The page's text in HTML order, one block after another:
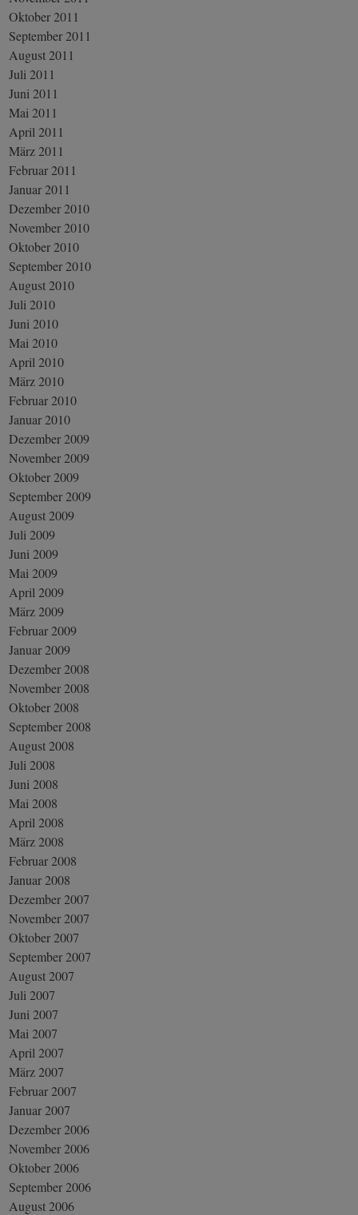
Oktober 2011
September 2011
August 2011
Juli 2011
Juni 2011
Mai 2011
April 2011
März 2011
Februar 2011
Januar 2011
Dezember 2010
November 2010
Oktober 2010
September 2010
August 2010
Juli 2010
Juni 2010
Mai 2010
April 2010
März 2010
Februar 2010
Januar 2010
Dezember 2009
November 2009
Oktober 2009
September 2009
August 2009
Juli 2009
Juni 2009
Mai 2009
April 2009
März 2009
Februar 2009
Januar 2009
Dezember 2008
November 2008
Oktober 2008
September 2008
August 2008
Juli 2008
Juni 2008
Mai 2008
April 2008
März 2008
Februar 2008
Januar 2008
Dezember 2007
November 2007
Oktober 2007
September 2007
August 2007
Juli 2007
Juni 2007
Mai 2007
April 2007
März 2007
Februar 2007
Januar 2007
Dezember 2006
November 2006
Oktober 2006
September 2006
August 2006